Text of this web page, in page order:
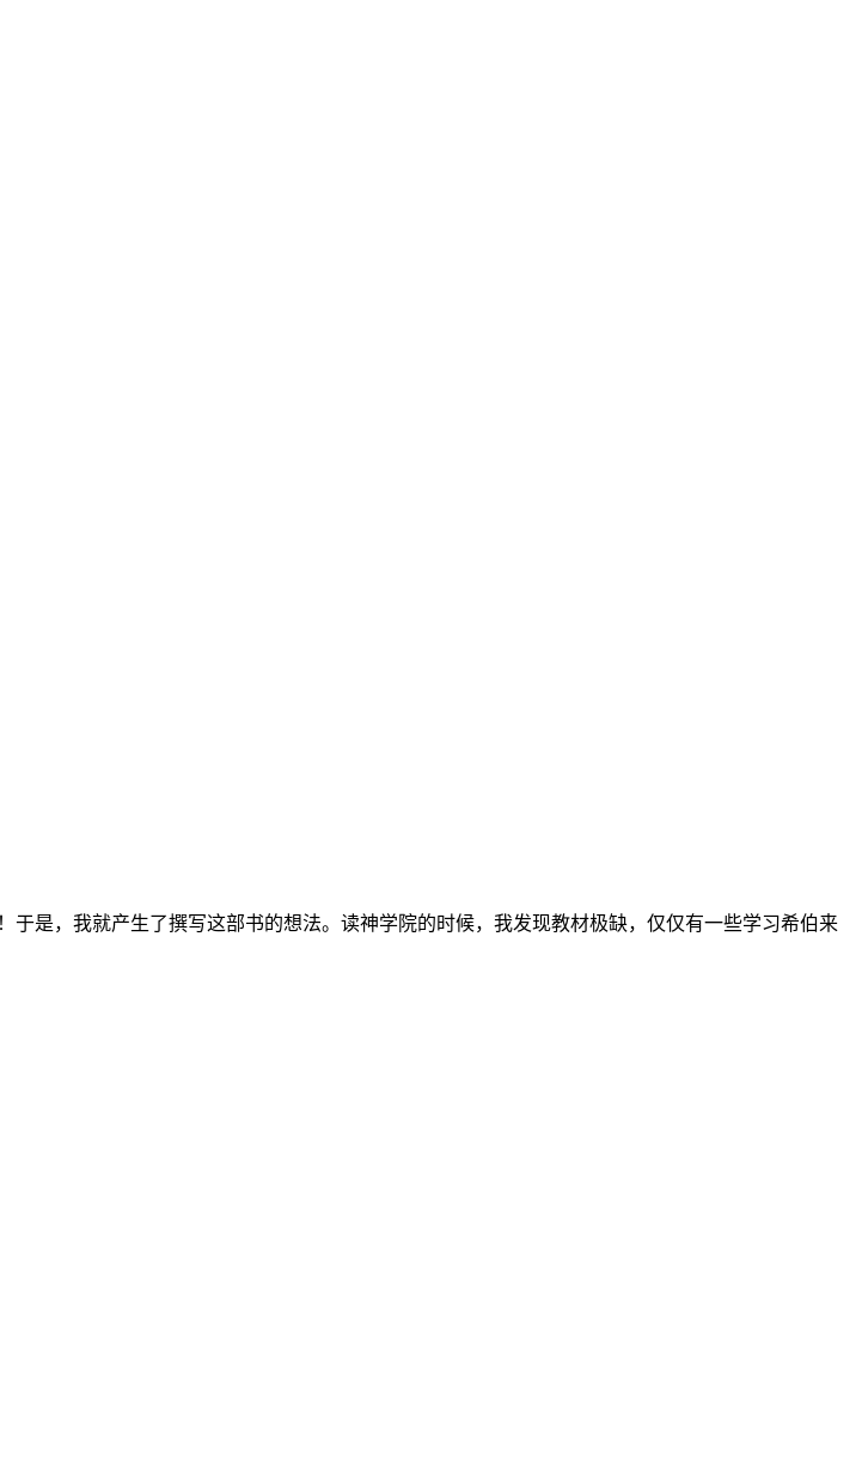
是，我就产生了撰写这部书的想法。读神学院的时候，我发现教材极缺，仅仅有一些学习希伯来